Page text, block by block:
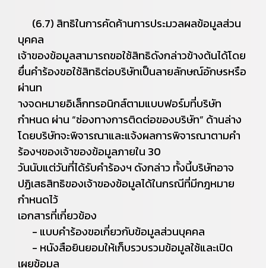
(6.7) สิทธิในการคัดค้านการประมวลผลข้อมูลส่วน
บุคคล
เจ้าของข้อมูลสามารถขอใช้สิทธิดังกล่าวข้างต้นได้โดย
ยื่นคำร้องขอใช้สิทธิต่อบริษัทเป็นลายลักษณ์อักษรหรือ
ผ่านท
างจดหมายอิเล็กทรอนิกส์ตามแบบฟอร์มที่บริษัท
กำหนด ผ่าน “ช่องทางการติดต่อของบริษัท” ด้านล่าง
โดยบริษัทจะพิจารณาและแจ้งผลการพิจารณาตามคำ
ร้องฯของเจ้าของข้อมูลภายใน 30
วันนับแต่วันที่ได้รับคำร้องฯ ดังกล่าว ทั้งนี้บริษัทอาจ
ปฏิเสธสิทธิของเจ้าของข้อมูลได้ในกรณีที่มีกฎหมาย
กำหนดไว้
เอกสารที่เกี่ยวข้อง
- แบบคำร้องขอเกี่ยวกับข้อมูลส่วนบุคคล
- หนังสือยินยอมให้เก็บรวบรวมข้อมูลใช้และเปิด
เผยข้อมูล